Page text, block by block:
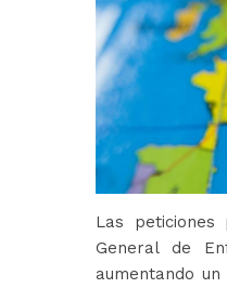
Las
General de
aumentando